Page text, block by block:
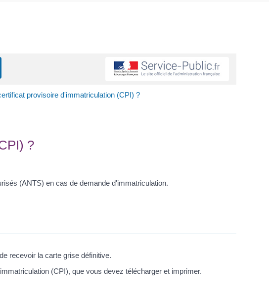
provisoire d'immatriculation (CPI) ?
?
(ANTS) en cas de demande d'immatriculation.
recevoir la carte grise définitive.
(CPI), que vous devez télécharger et imprimer.